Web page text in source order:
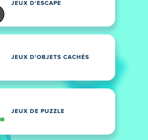
JEUX D'ESCAPE
JEUX D'OBJETS CACHÉS
JEUX DE PUZZLE